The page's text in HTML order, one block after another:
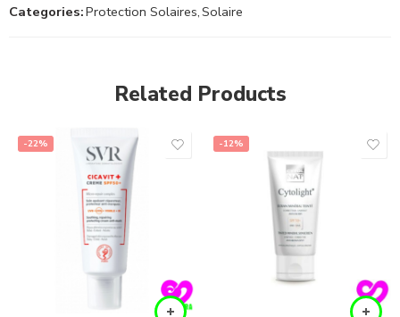
Categories:Protection Solaires,Solaire
Related Products
-22% -12%